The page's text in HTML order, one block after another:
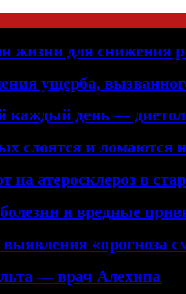
жизни для снижения
ущерба,
каждый день —
слоятся и ломаются
атеросклероз в
и вредные
«прогноза
— врач Алехина